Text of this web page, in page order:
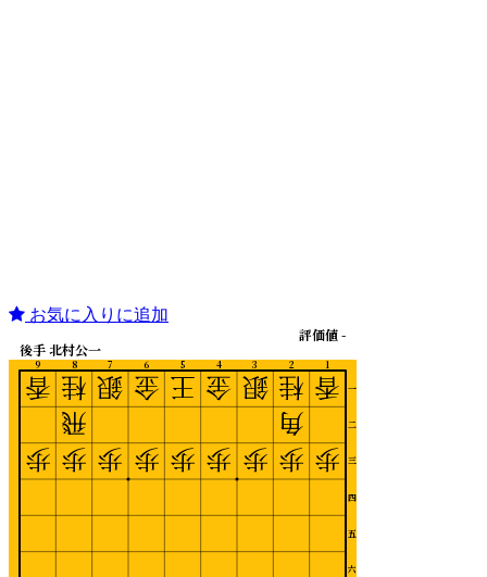
お気に入りに追加
1
2
3
4
5
6
7
8
9
一
二
三
四
五
六
後手 北村公一
評価値 -
香
歩
桂
角
歩
銀
歩
金
歩
王
歩
金
歩
銀
歩
桂
飛
歩
香
歩